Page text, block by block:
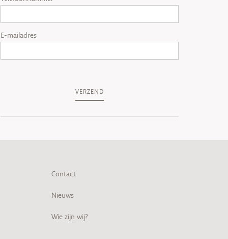
E-mailadres
VERZEND
Contact
Nieuws
Wie zijn wij?